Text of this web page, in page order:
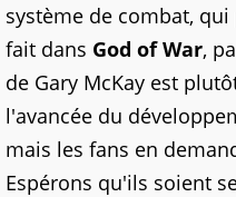
système de combat,
fait dans God of War,
de Gary McKay est
l'avancée du
mais les fans en
Espérons qu'ils soient